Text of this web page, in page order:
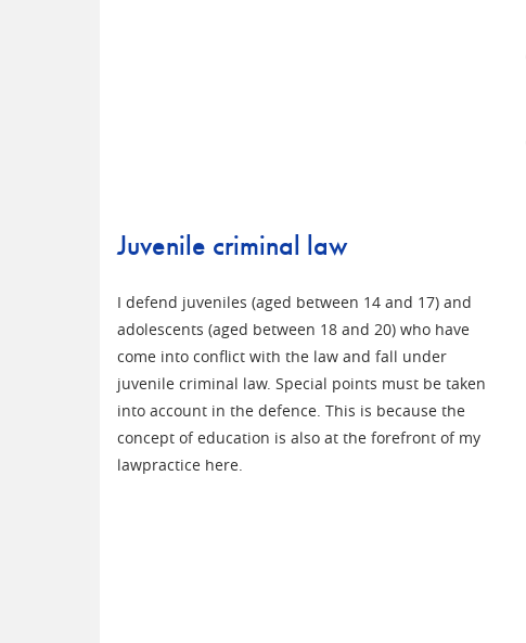
Juvenile criminal law
I defend juveniles (aged between 14 and 17) and
adolescents (aged between 18 and 20) who have
come into conflict with the law and fall under
juvenile criminal law. Special points must be taken
into account in the defence. This is because the
concept of education is also at the forefront of my
lawpractice here.